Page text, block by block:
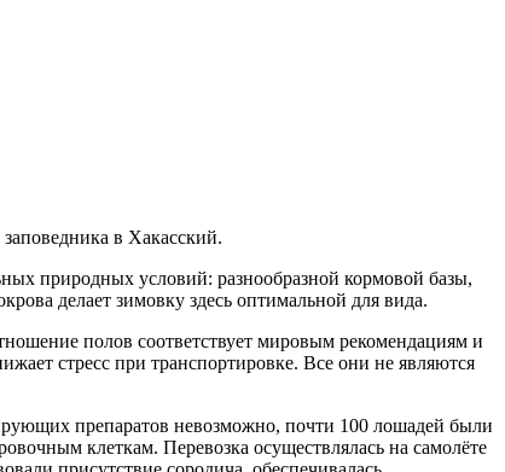
в Хакасский.
природных условий: разнообразной кормовой базы,
делает зимовку здесь оптимальной для вида.
полов соответствует мировым рекомендациям и
стресс при транспортировке. Все они не являются
препаратов невозможно, почти 100 лошадей были
клеткам. Перевозка осуществлялась на самолёте